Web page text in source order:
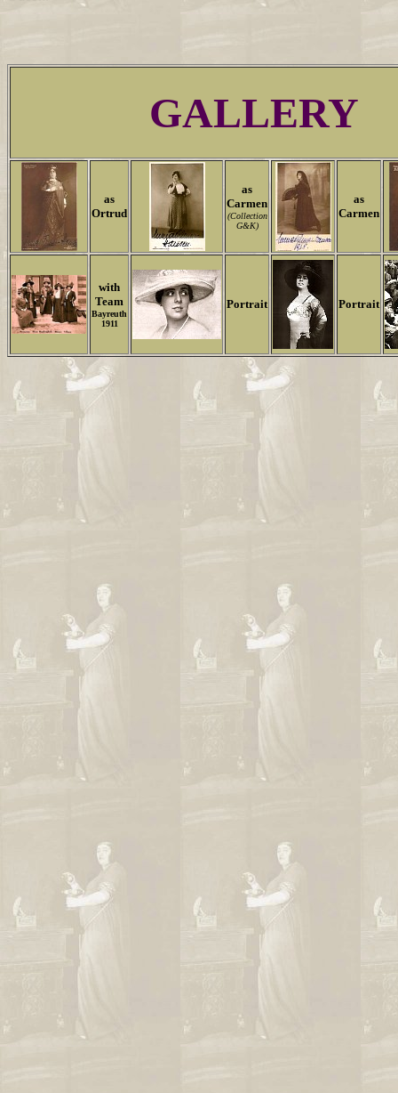
GALLERY
as
Ortrud
as
Carmen
(Collection
G&K)
as
Carmen
with
Team
Bayreuth
1911
Portrait Portrait